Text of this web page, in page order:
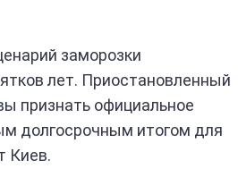
заморозки
лет. Приостановленный
признать официальное
долгосрочным итогом для
Киев.